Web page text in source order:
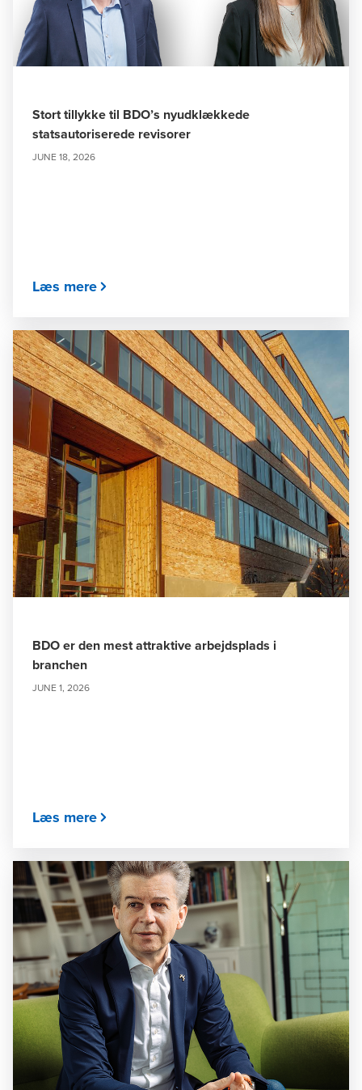
Stort tillykke til BDO’s nyudklækkede
statsautoriserede revisorer
JUNE 18, 2026
Læs mere
BDO er den mest attraktive arbejdsplads i
branchen
JUNE 1, 2026
Læs mere